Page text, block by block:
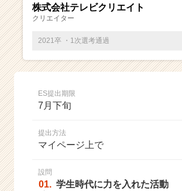
ベ
チ
ー・
成
ス
ト
株式会社テレビクリエイト
クリエイター
2021卒 ・1次選考通過
ES提出期限
7月下旬
提出方法
マイページ上で
設問
01. 学生時代に力を入れた活動